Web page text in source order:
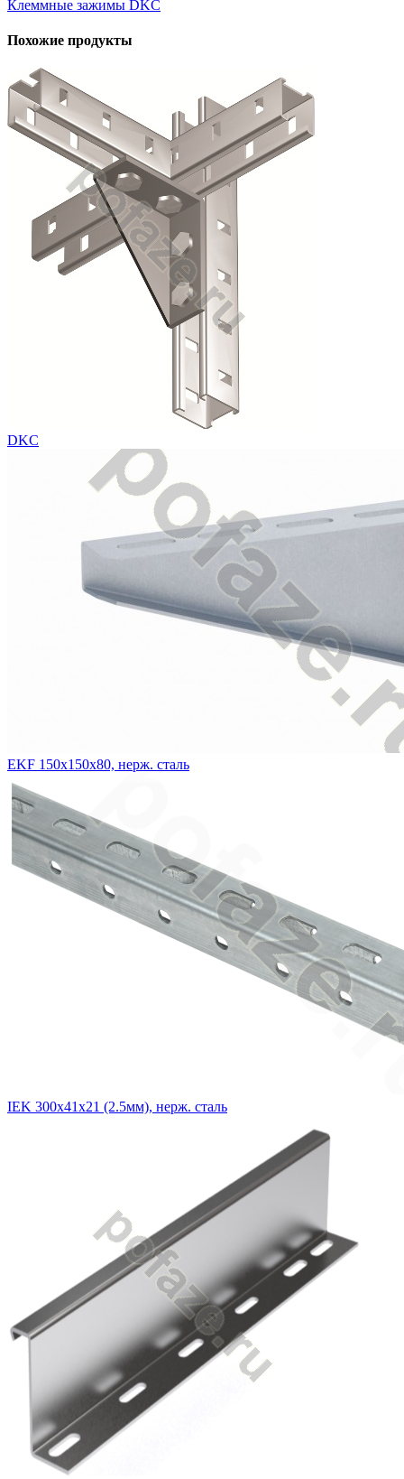
Клеммные зажимы DKC
Похожие продукты
DKC
EKF 150х150х80, нерж. сталь
IEK 300х41х21 (2.5мм), нерж. сталь